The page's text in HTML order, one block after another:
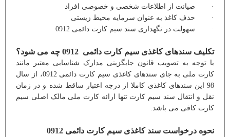
· صیانت از اطلاعات شخصی و خصوصی افراد
· حذف کاغذ به عنوان سرمایه محیط زیستی
· سهولت در نگهداری سند سیم کارت دائمی 0912
تکلیف سندهای کاغذی سیم کارت دائمی 0912 چه می شود؟
با توجه به تصویب قانون جایگزینی مدارک شناسایی معتبر مانند
کارت ملی به جای سندهای کاغذی سیم کارت دائمی 0912، از سال
98 این سندهای کاغذی کاملا از درجه اعتبار ساقط شده و در زمان
نقل و انتقال سند سیم کارت تنها ارائه کارت ملی مالک اصلی سیم
کارت کافی می باشد.
نحوه درخواست سند کاغذی سیم کارت دائمی 0912